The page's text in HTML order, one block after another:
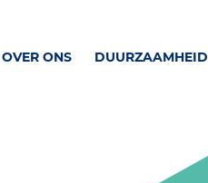
OVER ONS DUURZAAMHEID